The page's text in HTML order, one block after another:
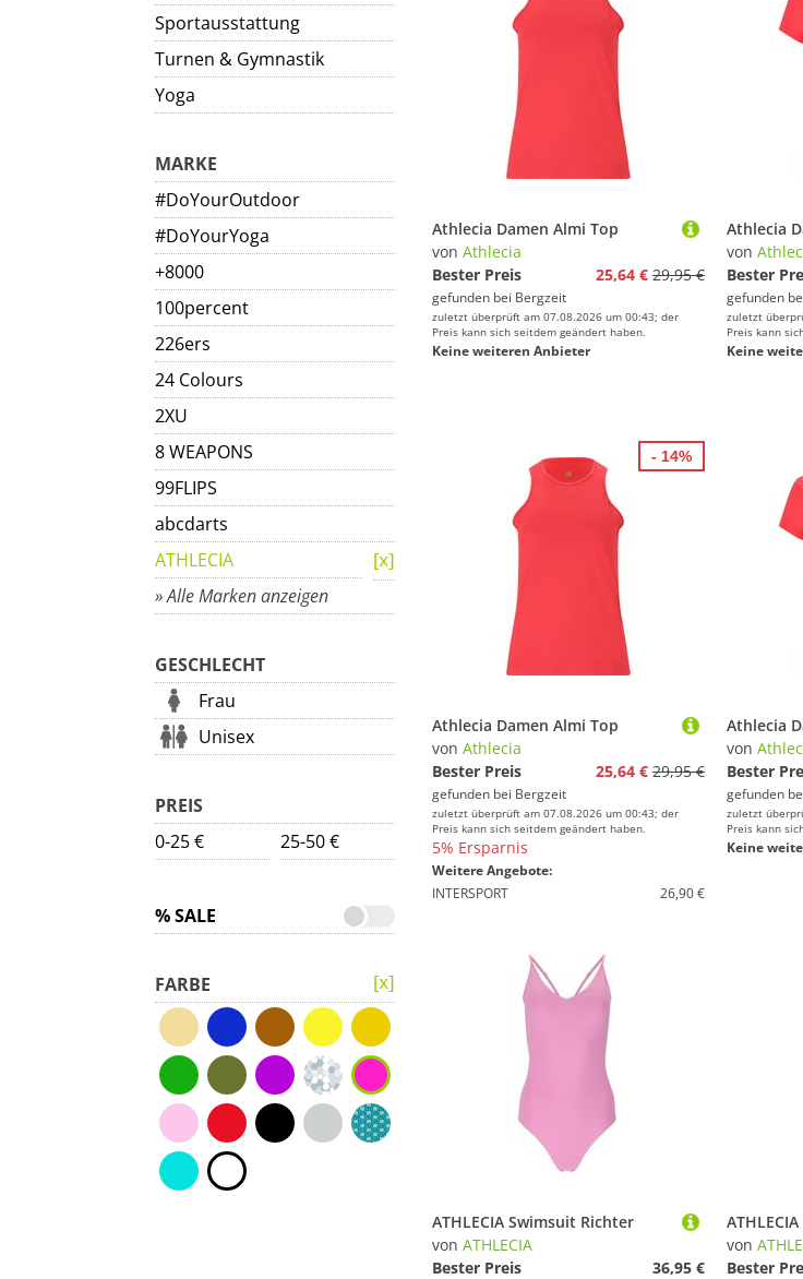
Sportausstattung
Turnen & Gymnastik
Yoga
MARKE
#DoYourOutdoor
#DoYourYoga
+8000
100percent
226ers
24 Colours
2XU
8 WEAPONS
99FLIPS
abcdarts
ATHLECIA
» Alle Marken anzeigen
GESCHLECHT
Frau
Unisex
PREIS
0-25 €
25-50 €
% SALE
FARBE
Athlecia Damen Almi Top
von Athlecia
Bester Preis
25,64 € 29,95 €
gefunden bei Bergzeit
zuletzt überprüft am 07.08.2026 um 00:43; der
Preis kann sich seitdem geändert haben.
Keine weiteren Anbieter
Athlecia
von
Bester
gefunden
zuletzt
Preis kann
Keine
Athlecia Damen Almi Top
von Athlecia
Bester Preis
25,64 € 29,95 €
gefunden bei Bergzeit
zuletzt überprüft am 07.08.2026 um 00:43; der
Preis kann sich seitdem geändert haben.
5% Ersparnis
Weitere Angebote:
INTERSPORT
26,90 €
- 14%
Athlecia
von
Bester
gefunden
zuletzt
Preis kann
Keine
ATHLECIA Swimsuit Richter
von ATHLECIA
Bester Preis
36,95 €
von
Bester